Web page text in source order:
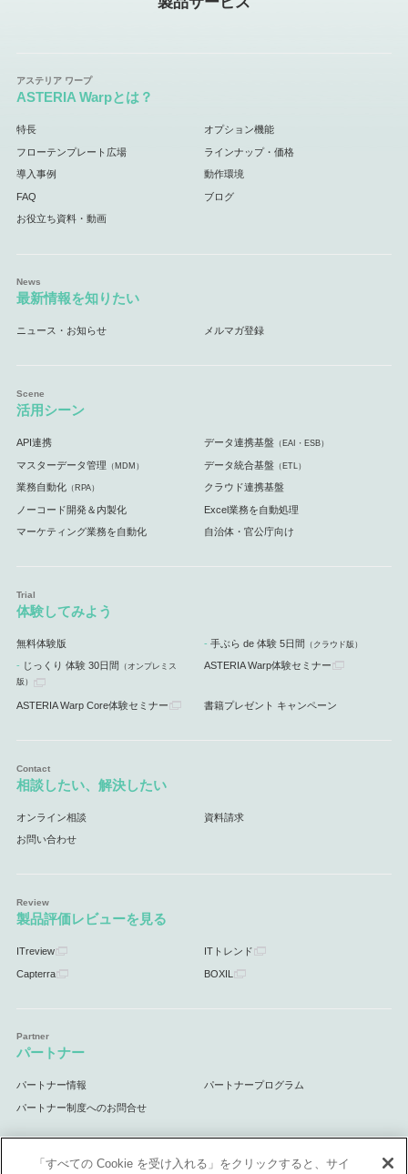
ASTERIA Warpとは？
特長 オプション機能
フローテンプレート広場 ラインナップ・価格
導入事例 動作環境
FAQ ブログ
お役立ち資料・動画
最新情報を知りたい
ニュース・お知らせ メルマガ登録
活用シーン
API連携 データ連携基盤 （EAI・ESB）
マスターデータ管理 （MDM） データ統合基盤 （ETL）
業務自動化（RPA） クラウド連携基盤
ノーコード開発＆内製化 Excel業務を自動処理
マーケティング業務を自動化 自治体・官公庁向け
体験してみよう
無料体験版 手ぶら de 体験 5日間 （クラウド版）
じっくり 体験 30日間 （オンプレミス
版）
ASTERIA Warp体験セミナー
ASTERIA Warp Core体験セミナー 書籍プレゼント キャンペーン
相談したい、解決したい
オンライン相談 資料請求
お問い合わせ
製品評価レビューを見る
ITreview ITトレンド
Capterra BOXIL
パートナー
パートナー情報 パートナープログラム
パートナー制度へのお問合せ
「すべての Cookie を受け入れる」をクリックすると、サイ